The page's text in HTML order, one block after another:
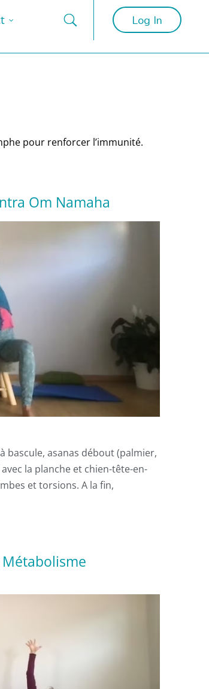
Log In
pour renforcer l’immunité.
Om Namaha
bascule, asanas débout (palmier,
la planche et chien-tête-en-
et torsions. A la fin,